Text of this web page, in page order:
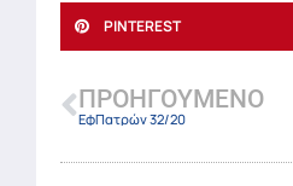
PINTEREST
ΠΡΟΗΓΟΎΜΕΝΟ
ΕφΠατρών 32/20